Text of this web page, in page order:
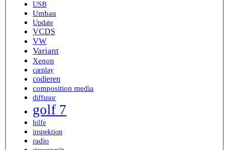
USB
Umbau
Update
VCDS
VW
Variant
Xenon
carplay
codieren
composition media
diffusor
golf 7
hilfe
inspektion
radio